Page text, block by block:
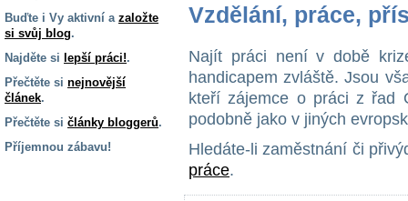
Buďte i Vy aktivní a založte
si svůj blog.
Najděte si lepší práci!.
Přečtěte si nejnovější
článek.
Přečtěte si články bloggerů.
Příjemnou zábavu!
Vzdělání, práce,
Najít práci není v době
handicapem zvláště. Jsou
kteří zájemce o práci z řad
podobně jako v jiných
Hledáte-li zaměstnání či
práce.